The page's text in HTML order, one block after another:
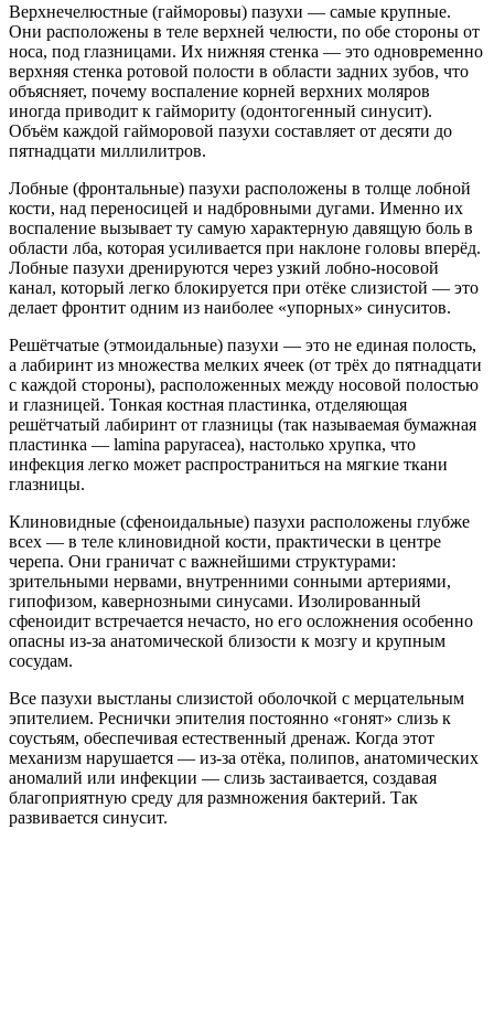
Верхнечелюстные (гайморовы) пазухи — самые крупные.
Они расположены в теле верхней челюсти, по обе стороны от
носа, под глазницами. Их нижняя стенка — это одновременно
верхняя стенка ротовой полости в области задних зубов, что
объясняет, почему воспаление корней верхних моляров
иногда приводит к гаймориту (одонтогенный синусит).
Объём каждой гайморовой пазухи составляет от десяти до
пятнадцати миллилитров.
Лобные (фронтальные) пазухи расположены в толще лобной
кости, над переносицей и надбровными дугами. Именно их
воспаление вызывает ту самую характерную давящую боль в
области лба, которая усиливается при наклоне головы вперёд.
Лобные пазухи дренируются через узкий лобно-носовой
канал, который легко блокируется при отёке слизистой — это
делает фронтит одним из наиболее «упорных» синуситов.
Решётчатые (этмоидальные) пазухи — это не единая полость,
а лабиринт из множества мелких ячеек (от трёх до пятнадцати
с каждой стороны), расположенных между носовой полостью
и глазницей. Тонкая костная пластинка, отделяющая
решётчатый лабиринт от глазницы (так называемая бумажная
пластинка — lamina papyracea), настолько хрупка, что
инфекция легко может распространиться на мягкие ткани
глазницы.
Клиновидные (сфеноидальные) пазухи расположены глубже
всех — в теле клиновидной кости, практически в центре
черепа. Они граничат с важнейшими структурами:
зрительными нервами, внутренними сонными артериями,
гипофизом, кавернозными синусами. Изолированный
сфеноидит встречается нечасто, но его осложнения особенно
опасны из-за анатомической близости к мозгу и крупным
сосудам.
Все пазухи выстланы слизистой оболочкой с мерцательным
эпителием. Реснички эпителия постоянно «гонят» слизь к
соустьям, обеспечивая естественный дренаж. Когда этот
механизм нарушается — из-за отёка, полипов, анатомических
аномалий или инфекции — слизь застаивается, создавая
благоприятную среду для размножения бактерий. Так
развивается синусит.